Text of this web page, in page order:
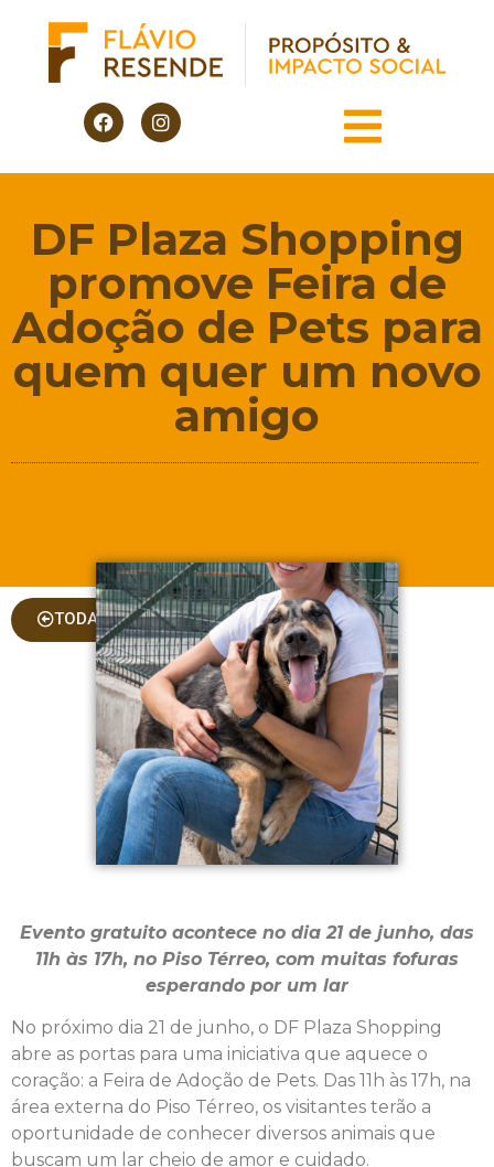
DF Plaza Shopping
promove Feira de
Adoção de Pets para
quem quer um novo
amigo
TODAS AS COLUNAS
Evento gratuito acontece no dia 21 de junho, das
11h às 17h, no Piso Térreo, com muitas fofuras
esperando por um lar
No próximo dia 21 de junho, o DF Plaza Shopping
abre as portas para uma iniciativa que aquece o
coração: a Feira de Adoção de Pets. Das 11h às 17h, na
área externa do Piso Térreo, os visitantes terão a
oportunidade de conhecer diversos animais que
buscam um lar cheio de amor e cuidado.